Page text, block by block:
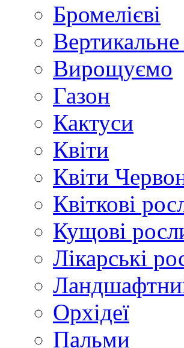
Бромелієві
Вирощуємо
Газон
Кактуси
Квіти
Квіти
Квіткові
Кущові
Лікарські
Орхідеї
Пальми